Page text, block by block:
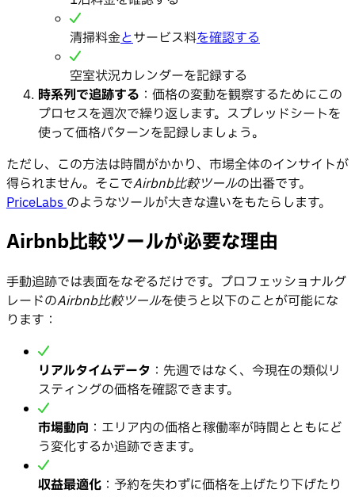
清掃料金とサービス料を確認する
空室状況カレンダーを記録する
時系列で追跡する ：価格の変動を観察するためにこの
プロセスを週次で繰り返します。スプレッドシートを
使って価格パターンを記録しましょう。
ただし、この方法は時間がかかり、市場全体のインサイトが
得られません。そこでAirbnb比較ツールの出番です。
PriceLabsのようなツールが大きな違いをもたらします。
Airbnb比較ツールが必要な理由
手動追跡では表面をなぞるだけです。プロフェッショナルグ
レードのAirbnb比較ツールを使うと以下のことが可能にな
ります：
リアルタイムデータ ：先週ではなく、今現在の類似リ
スティングの価格を確認できます。
市場動向 ：エリア内の価格と稼働率が時間とともにど
う変化するか追跡できます。
収益最適化 ：予約を失わずに価格を上げたり下げたり